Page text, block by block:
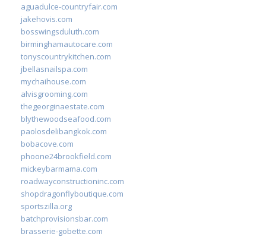
aguadulce-countryfair.com
jakehovis.com
bosswingsduluth.com
birminghamautocare.com
tonyscountrykitchen.com
jbellasnailspa.com
mychaihouse.com
alvisgrooming.com
thegeorginaestate.com
blythewoodseafood.com
paolosdelibangkok.com
bobacove.com
phoone24brookfield.com
mickeybarmama.com
roadwayconstructioninc.com
shopdragonflyboutique.com
sportszilla.org
batchprovisionsbar.com
brasserie-gobette.com